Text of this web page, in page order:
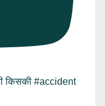
किसकी #accident